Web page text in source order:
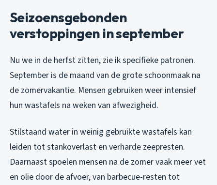
Seizoensgebonden
verstoppingen in september
Nu we in de herfst zitten, zie ik specifieke patronen.
September is de maand van de grote schoonmaak na
de zomervakantie. Mensen gebruiken weer intensief
hun wastafels na weken van afwezigheid.
Stilstaand water in weinig gebruikte wastafels kan
leiden tot stankoverlast en verharde zeepresten.
Daarnaast spoelen mensen na de zomer vaak meer vet
en olie door de afvoer, van barbecue-resten tot